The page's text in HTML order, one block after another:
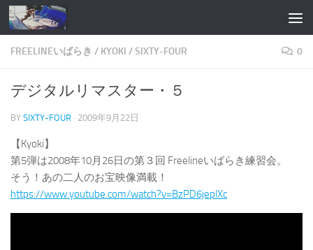
コンテンツへスキップ
FREELINEいばらき / KYOKI /SIXTY-FOUR 0
デジタルリマスター・５
BY SIXTY-FOUR · 2009年9月22日
【Kyoki】
第5弾は2008年10月26日の第３回 Freelineいばらき練習会。
そう！あの二人のお宝映像満載！
https://www.youtube.com/watch?v=BzPD6jeplXc